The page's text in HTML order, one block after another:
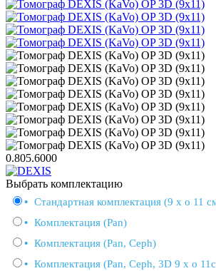
0.805.6000
Выбрать комплектацию
• Стандартная комплектация (9 x o 11
• Комплектация (Pan)
• Комплектация (Pan, Ceph)
• Комплектация (Pan, Ceph, 3D 9 x o